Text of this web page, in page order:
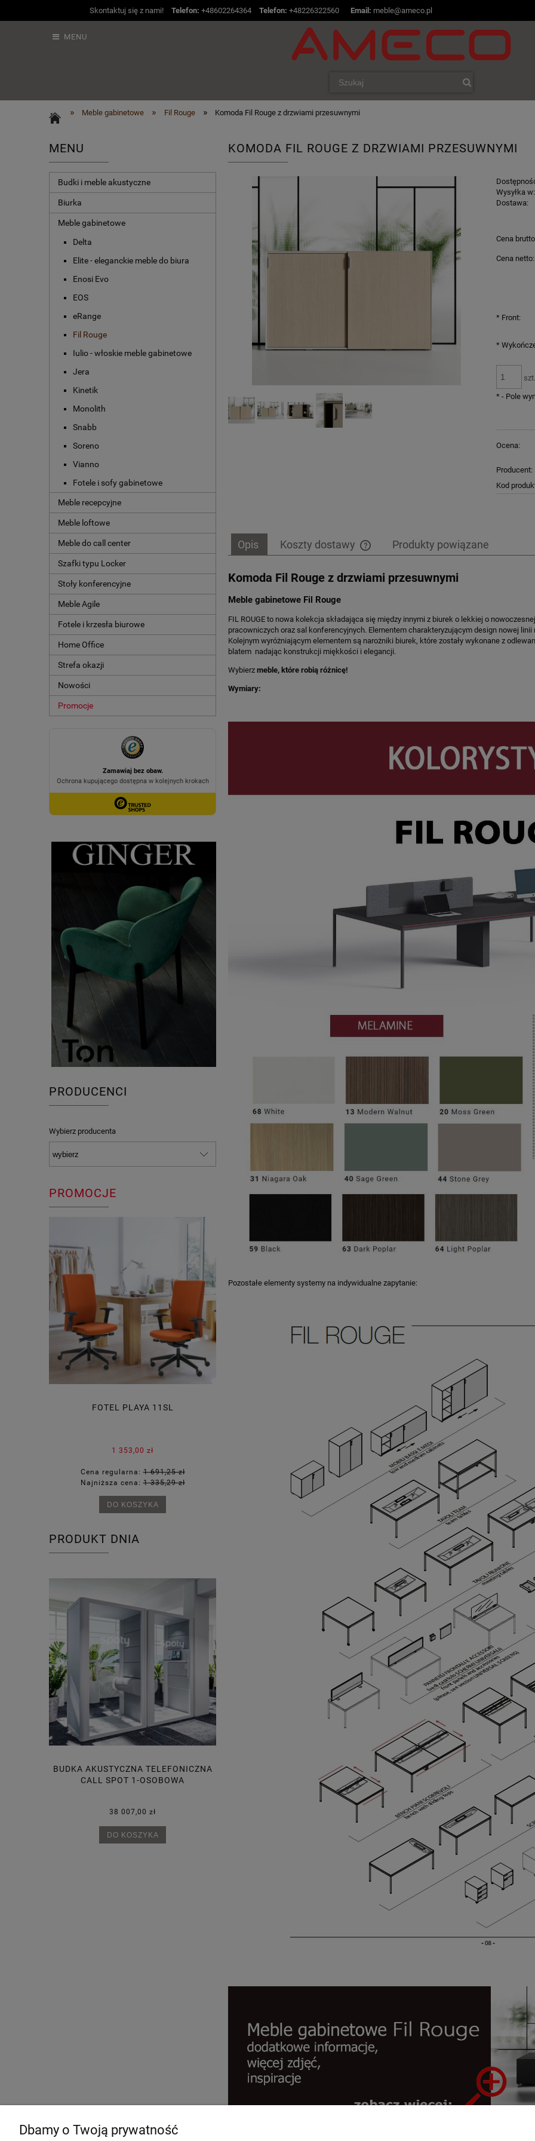
Skontaktuj się z nami! Telefon: +48602264364 Telefon: +48226322560 Email: meble@ameco.pl
MENU
» Meble gabinetowe » Fil Rouge » Komoda Fil Rouge z drzwiami przesuwnymi
MENU
Budki i meble akustyczne
Biurka
Meble gabinetowe
Delta
Elite - eleganckie meble do biura
Enosi Evo
EOS
eRange
Fil Rouge
Iulio - włoskie meble gabinetowe
Jera
Kinetik
Monolith
Snabb
Soreno
Vianno
Fotele i sofy gabinetowe
Meble recepcyjne
Meble loftowe
Meble do call center
Szafki typu Locker
Stoły konferencyjne
Meble Agile
Fotele i krzesła biurowe
Home Office
Strefa okazji
Nowości
Promocje
PRODUCENCI
Wybierz producenta
PROMOCJE
FOTEL PLAYA 11SL
1 353,00 zł
Cena regularna:1 691,25 zł
Najniższa cena:1 335,29 zł
DO KOSZYKA
Cena regularna: 3 832,68 zł
Najniższa cena:
NEXFELT STILLE - PANEL
ŚCIENNY
1 040,58 zł
Cena regularna:
1 156,20 zł
Najniższa cena:1 156,20 zł
DO KOSZYKA
PRODUKT DNIA
BUDKA AKUSTYCZNA TELEFONICZNA
CALL SPOT 1-OSOBOWA
38 007,00 zł
DO KOSZYKA
PANEL ŚCIENNY AKUSTYCZNY CELL
BIURKO SKŁADANE STARTUS-S
2 562,71 zł
Cena regularna:
2 847,45 zł
Najniższa cena:2 527,65 zł
DO KOSZYKA
KOMODA FIL ROUGE Z DRZWIAMI PRZESUWNYMI
Wysyłka w:
Dostawa:
Cena
Cena netto:
* Front:
*
szt.
* - Pole
Ocena:
Producent:
Kod
Opis Koszty dostawy
Cena nie zawiera ewentualnych kosztów
Produkty powiązane
Komoda Fil Rouge z drzwiami przesuwnymi
Meble gabinetowe Fil Rouge
FIL ROUGE to nowa kolekcja składająca się między innymi z biurek o lekkiej o
pracowniczych oraz sal konferencyjnych. Elementem charakteryzującym design nowej
Kolejnym wyróżniającym elementem są narożniki biurek, które zostały wykonane z
blatem nadając konstrukcji miękkości i elegancji.
Wybierz meble, które robią różnicę!
Wymiary:
Pozostałe elementy systemy na indywidualne zapytanie:
Dbamy o Twoją prywatność